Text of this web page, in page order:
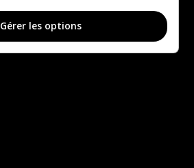
Gérer les options